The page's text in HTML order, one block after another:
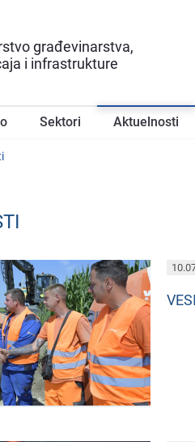
građevinarstva,
i infrastrukture
Sektori Aktuelnosti